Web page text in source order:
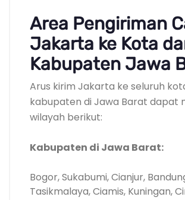
Area Pengiriman
Jakarta ke Kota
Kabupaten Jawa
Arus kirim Jakarta ke seluruh
kabupaten di Jawa Barat dapat
wilayah berikut:
Kabupaten di Jawa Barat:
Bogor, Sukabumi, Cianjur,
Tasikmalaya, Ciamis, Kuningan,